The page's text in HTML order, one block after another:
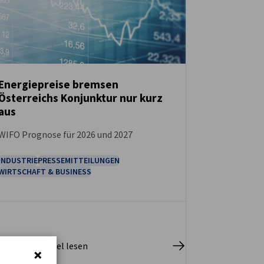
NEUIGKEITEN
bremsen
Konjunktur nur kurz
Prognose für 2026 und 2027
PRESSEMITTEILUNGEN
& BUSINESS
Artikel lesen